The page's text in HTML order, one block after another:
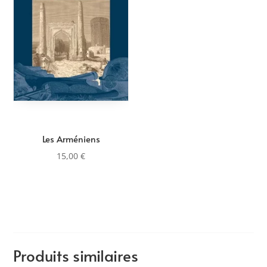
Les Arméniens
15,00€
Produits similaires